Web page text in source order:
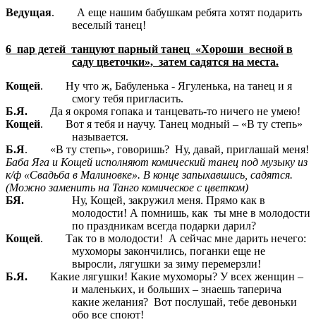
Ведущая. А еще нашим бабушкам ребята хотят подарить
веселый танец!
6 пар детей танцуют парный танец «Хороши весной в
саду цветочки», затем садятся на места.
Кощей. Ну что ж, Бабуленька - Ягуленька, на танец и я
смогу тебя пригласить.
Б.Я. Да я окромя гопака и танцевать-то ничего не умею!
Кощей. Вот я тебя и научу. Танец модный – «В ту степь»
называется.
Б.Я. «В ту степь», говоришь? Ну, давай, приглашай меня!
Баба Яга и Кощей исполняют комический танец под музыку из
к/ф «Свадьба в Малиновке». В конце запыхавшись, садятся.
(Можно заменить на Танго комическое с цветком)
БЯ. Ну, Кощей, закружил меня. Прямо как в
молодости! А помнишь, как ты мне в молодости
по праздникам всегда подарки дарил?
Кощей. Так то в молодости! А сейчас мне дарить нечего:
мухоморы закончились, поганки еще не
выросли, лягушки за зиму перемерзли!
Б.Я. Какие лягушки! Какие мухоморы? У всех женщин –
и маленьких, и больших – знаешь таперича
какие желания? Вот послушай, тебе девоньки
обо все споют!